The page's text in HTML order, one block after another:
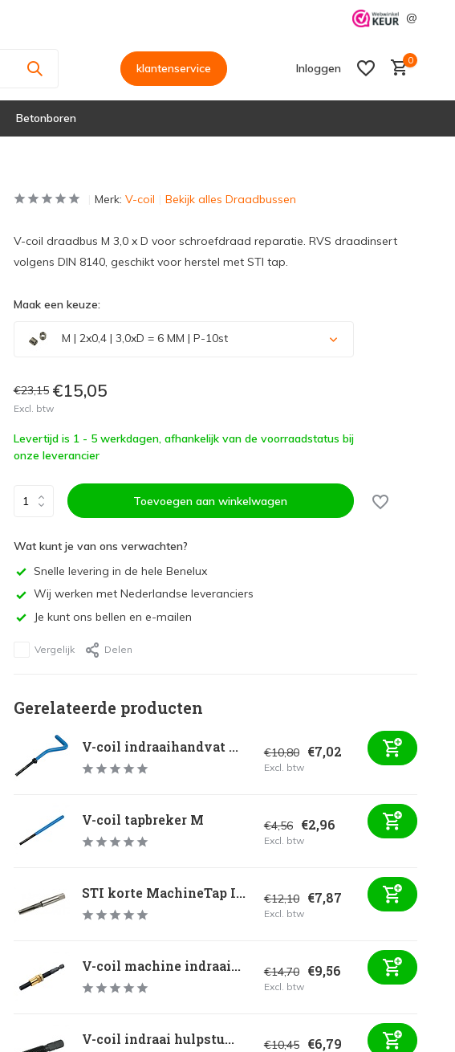
@
klantenservice Inloggen
0
Betonboren
Merk: V-coil Bekijk alles Draadbussen
V-coil draadbus M 3,0 x D voor schroefdraad reparatie. RVS draadinsert
volgens DIN 8140, geschikt voor herstel met STI tap.
Maak een keuze:
M | 2x0,4 | 3,0xD = 6 MM | P-10st
€23,15 €15,05
Excl. btw
Levertijd is 1 - 5 werkdagen, afhankelijk van de voorraadstatus bij
onze leverancier
Toevoegen aan winkelwagen
Wat kunt je van ons verwachten?
Snelle levering in de hele Benelux
Wij werken met Nederlandse leveranciers
Je kunt ons bellen en e-mailen
Vergelijk Delen
Gerelateerde producten
V-coil indraaihandvat ... €10,80 €7,02
Excl. btw
V-coil tapbreker M €4,56 €2,96
Excl. btw
STI korte MachineTap I... €12,10 €7,87
Excl. btw
V-coil machine indraai... €14,70 €9,56
Excl. btw
V-coil indraai hulpstu... €10,45 €6,79